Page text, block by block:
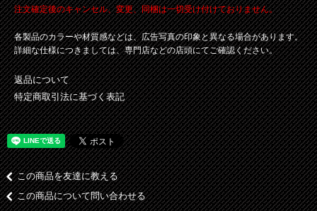
注文確定後のキャンセル、変更、同梱は一切受け付けておりません。
各製品のカラーや材質感などは、広告写真の印象と異なる場合があります。
詳細な仕様につきましては、専門店などの店頭にてご確認ください。
返品について
特定商取引法に基づく表記
この商品を友達に教える
この商品について問い合わせる